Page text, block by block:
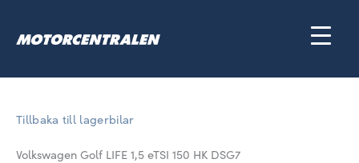
innehåll
Tillbaka till lagerbilar
Volkswagen Golf LIFE 1,5 eTSI 150 HK DSG7